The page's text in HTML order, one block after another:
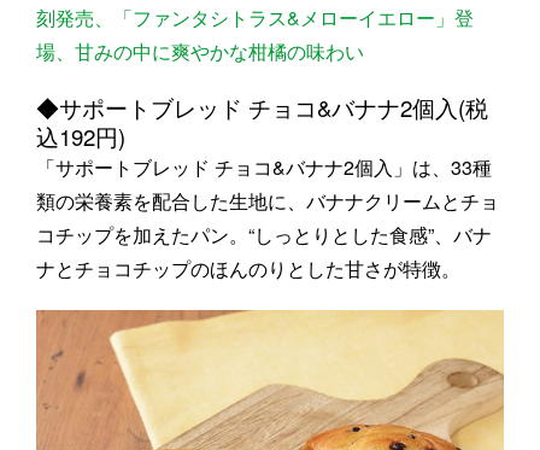
刻発売、「ファンタシトラス&メローイエロー」登
場、甘みの中に爽やかな柑橘の味わい
◆サポートブレッド チョコ&バナナ2個入(税
込192円)
「サポートブレッド チョコ&バナナ2個入」は、33種
類の栄養素を配合した生地に、バナナクリームとチョ
コチップを加えたパン。“しっとりとした食感”、バナ
ナとチョコチップのほんのりとした甘さが特徴。